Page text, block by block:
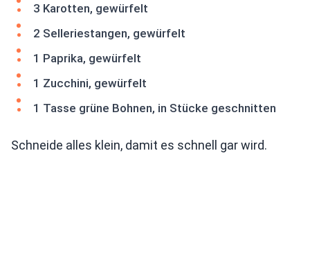
3 Karotten, gewürfelt
2 Selleriestangen, gewürfelt
1 Paprika, gewürfelt
1 Zucchini, gewürfelt
1 Tasse grüne Bohnen, in Stücke geschnitten
Schneide alles klein, damit es schnell gar wird.